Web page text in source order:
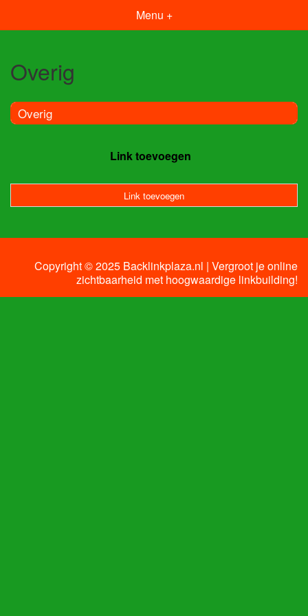
Menu +
Overig
Overig
Link toevoegen
Link toevoegen
Copyright © 2025 Backlinkplaza.nl | Vergroot je online
zichtbaarheid met hoogwaardige linkbuilding!